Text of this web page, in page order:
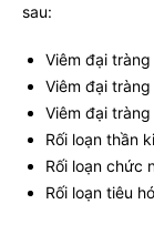
sau:
Viêm đại
Viêm đại
Viêm đại
Rối loạn thần
Rối loạn chức
Rối loạn tiêu